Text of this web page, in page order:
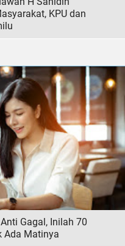
KPU dan
Gagal, Inilah 70
Ada Matinya